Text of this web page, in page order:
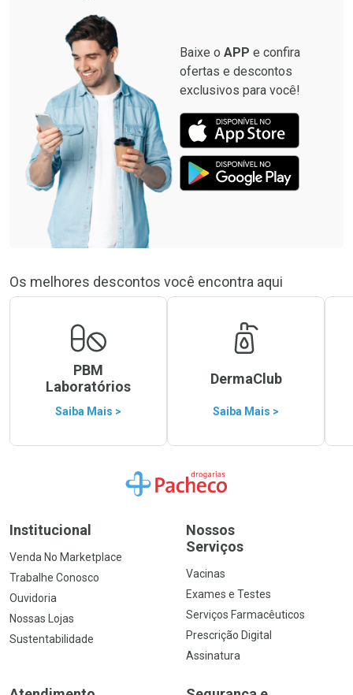
Baixe o APP e confira
ofertas e descontos
exclusivos para você!
Os melhores descontos você encontra aqui
PBM
Laboratórios
Saiba Mais >
DermaClub
Saiba Mais >
Ir para a Home
Institucional
Venda No Marketplace
Trabalhe Conosco
Ouvidoria
Nossas Lojas
Sustentabilidade
Nossos
Serviços
Vacinas
Exames e Testes
Serviços Farmacêuticos
Prescrição Digital
Assinatura